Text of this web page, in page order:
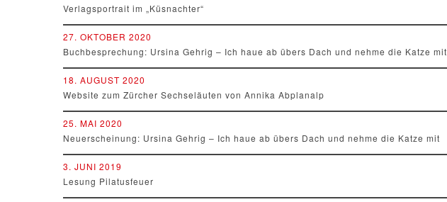
Verlagsportrait im „Küsnachter“
27. OKTOBER 2020
Buchbesprechung: Ursina Gehrig – Ich haue ab übers Dach und nehme die Katze mit
18. AUGUST 2020
Website zum Zürcher Sechseläuten von Annika Abplanalp
25. MAI 2020
Neuerscheinung: Ursina Gehrig – Ich haue ab übers Dach und nehme die Katze mit
3. JUNI 2019
Lesung Pilatusfeuer